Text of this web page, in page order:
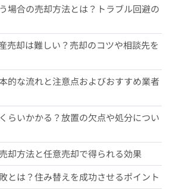
場合の売却方法とは？トラブル回避の
売却は難しい？売却のコツや相談先を
的な流れと注意点およびおすすめ業者
らいかかる？放置の欠点や処分につい
却方法と任意売却で得られる効果
とは？住み替えを成功させるポイント